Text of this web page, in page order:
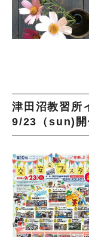
津田沼教習所
9/23（sun)開